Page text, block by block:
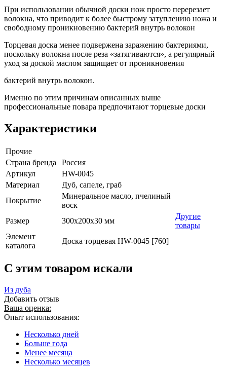
При использовании обычной доски нож просто перерезает
волокна, что приводит к более быстрому затуплению ножа и
свободному проникновению бактерий внутрь волокон
Торцевая доска менее подвержена заражению бактериями,
поскольку волокна после реза «затягиваются», а регулярный
уход за доской маслом защищает от проникновения
бактерий внутрь волокон.
Именно по этим причинам описанных выше
профессиональные повара предпочитают торцевые доски
Характеристики
Прочие
Страна бренда
Россия
Артикул
HW-0045
Материал
Дуб, сапеле, граб
Покрытие
Минеральное масло, пчелиный
воск
Размер
300х200х30 мм
Другие
товары
Элемент
каталога
Доска торцевая HW-0045 [760]
C этим товаром искали
Из дуба
Добавить отзыв
Ваша оценка:
Опыт использования:
Несколько дней
Больше года
Менее месяца
Несколько месяцев